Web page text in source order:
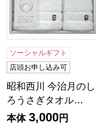
ソーシャルギフト
店頭お申し込み可
昭和西川 今治月のし
ろうさぎタオル…
本体 3,000円